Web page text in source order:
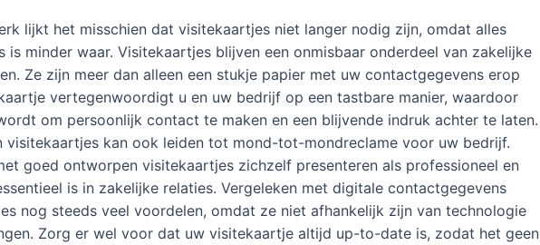
lijkt het misschien dat visitekaartjes niet langer nodig zijn, omdat alles
is minder waar. Visitekaartjes blijven een onmisbaar onderdeel van zakelijke
Ze zijn meer dan alleen een stukje papier met uw contactgegevens erop
vertegenwoordigt u en uw bedrijf op een tastbare manier, waardoor
om persoonlijk contact te maken en een blijvende indruk achter te laten.
visitekaartjes kan ook leiden tot mond-tot-mondreclame voor uw bedrijf.
goed ontworpen visitekaartjes zichzelf presenteren als professioneel en
is in zakelijke relaties. Vergeleken met digitale contactgegevens
nog steeds veel voordelen, omdat ze niet afhankelijk zijn van technologie
Zorg er wel voor dat uw visitekaartje altijd up-to-date is, zodat het geen